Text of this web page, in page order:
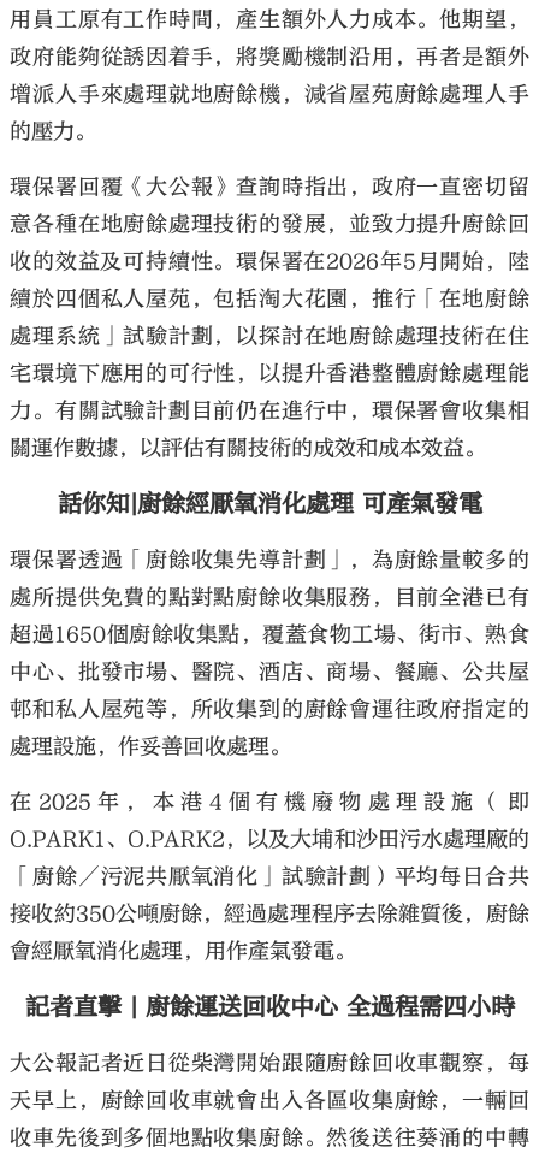
用員工原有工作時間，產生額外人力成本。他期望，
政府能夠從誘因着手，將獎勵機制沿用，再者是額外
增派人手來處理就地廚餘機，減省屋苑廚餘處理人手
的壓力。
環保署回覆《大公報》查詢時指出，政府一直密切留
意各種在地廚餘處理技術的發展，並致力提升廚餘回
收的效益及可持續性。環保署在2026年5月開始，陸
續於四個私人屋苑，包括淘大花園，推行「在地廚餘
處理系統」試驗計劃，以探討在地廚餘處理技術在住
宅環境下應用的可行性，以提升香港整體廚餘處理能
力。有關試驗計劃目前仍在進行中，環保署會收集相
關運作數據，以評估有關技術的成效和成本效益。
話你知|廚餘經厭氧消化處理 可產氣發電
環保署透過「廚餘收集先導計劃」，為廚餘量較多的
處所提供免費的點對點廚餘收集服務，目前全港已有
超過1650個廚餘收集點，覆蓋食物工場、街市、熟食
中心、批發市場、醫院、酒店、商場、餐廳、公共屋
邨和私人屋苑等，所收集到的廚餘會運往政府指定的
處理設施，作妥善回收處理。
在2025年，本港4個有機廢物處理設施（即
O.PARK1、O.PARK2，以及大埔和沙田污水處理廠的
「廚餘／污泥共厭氧消化」試驗計劃）平均每日合共
接收約350公噸廚餘，經過處理程序去除雜質後，廚餘
會經厭氧消化處理，用作產氣發電。
記者直擊 | 廚餘運送回收中心 全過程需四小時
大公報記者近日從柴灣開始跟隨廚餘回收車觀察，每
天早上，廚餘回收車就會出入各區收集廚餘，一輛回
收車先後到多個地點收集廚餘。然後送往葵涌的中轉